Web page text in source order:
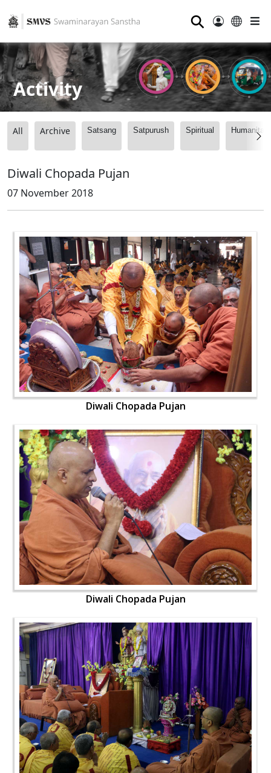
⚲
Activity
All Archive Satsang Satpurush Spiritual
Diwali Chopada Pujan
07 November 2018
Diwali Chopada Pujan
Diwali Chopada Pujan